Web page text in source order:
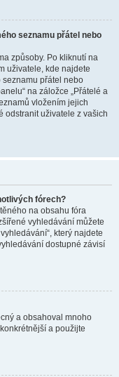
seznamu přátel nebo
způsoby. Po kliknutí na
uživatele, kde najdete
seznamu přátel nebo
na záložce „Přátelé a
vložením jejich
odstranit uživatele z vašich
fórech?
na obsahu fóra
vyhledávání můžete
který najdete
dostupné závisí
a obsahoval mnoho
a použijte